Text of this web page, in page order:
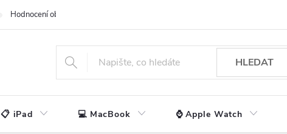
Hodnocení obchodu
HLEDAT
📋 iPad 💻 MacBook ⌚ Apple Watch